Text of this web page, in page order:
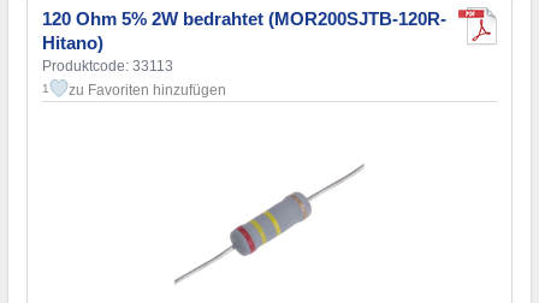
120 Ohm 5% 2W bedrahtet (MOR200SJTB-120R-
Hitano)
Produktcode: 33113
1 zu Favoriten hinzufügen